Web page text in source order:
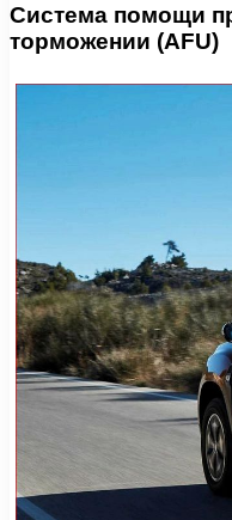
Система помощи
торможении (AFU)